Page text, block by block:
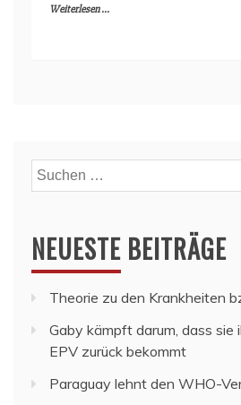
Weiterlesen ...
Suchen
nach:
NEUESTE BEITRÄGE
Theorie zu den Krankheiten
Gaby kämpft darum, dass sie
EPV zurück bekommt
Paraguay lehnt den WHO-